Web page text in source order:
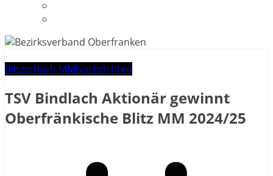
Blitzschach MMNachrichten
TSV Bindlach Aktionär gewinnt
Oberfränkische Blitz MM 2024/25